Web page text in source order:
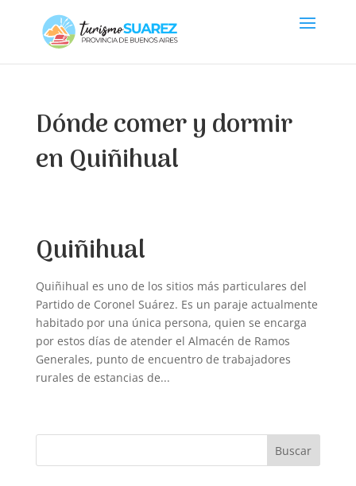
Dónde comer y dormir
en Quiñihual
Quiñihual
Quiñihual es uno de los sitios más particulares del
Partido de Coronel Suárez. Es un paraje actualmente
habitado por una única persona, quien se encarga
por estos días de atender el Almacén de Ramos
Generales, punto de encuentro de trabajadores
rurales de estancias de...
Buscar